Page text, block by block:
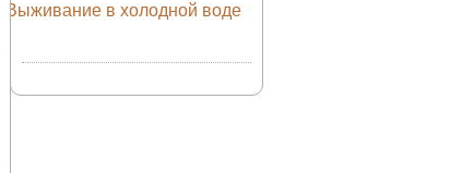
Выживание в холодной воде